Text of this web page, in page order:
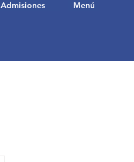
Menú
Admisiones